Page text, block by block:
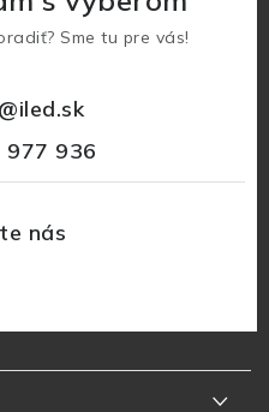
Sme tu pre vás!
@iled.sk
977 936